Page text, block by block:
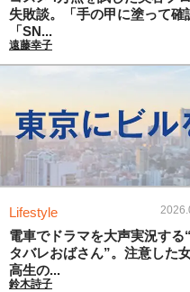
失敗談。「手の甲に塗って確
「SN...
遠藤幸子
Lifestyle
電車でドラマを大声実況する
タバレおばさん”。注意した
高生の...
鈴木詩子